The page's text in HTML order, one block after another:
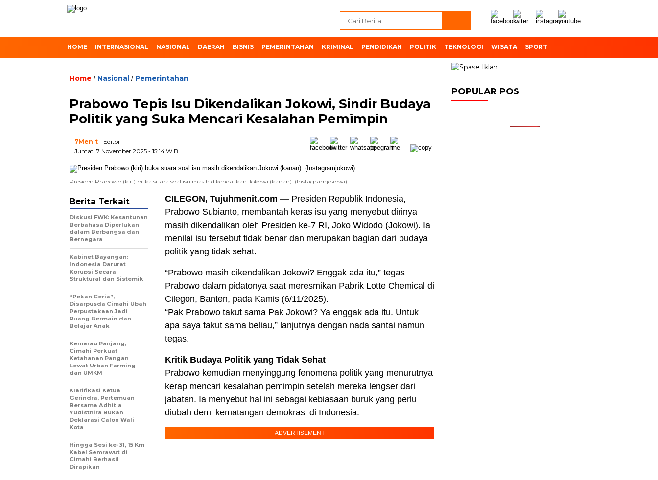
HOME INTERNASIONAL NASIONAL DAERAH BISNIS PEMERINTAHAN KRIMINAL PENDIDIKAN POLITIK TEKNOLOGI WISATA SPORT
Home / Nasional / Pemerintahan
Prabowo Tepis Isu Dikendalikan Jokowi, Sindir Budaya
Politik yang Suka Mencari Kesalahan Pemimpin
7Menit - Editor
Jumat, 7 November 2025 - 15:14 WIB
Presiden Prabowo (kiri) buka suara soal isu masih dikendalikan Jokowi (kanan). (Instagramjokowi)
CILEGON, Tujuhmenit.com — Presiden Republik Indonesia,
Prabowo Subianto, membantah keras isu yang menyebut dirinya
masih dikendalikan oleh Presiden ke-7 RI, Joko Widodo (Jokowi). Ia
menilai isu tersebut tidak benar dan merupakan bagian dari budaya
politik yang tidak sehat.
“Prabowo masih dikendalikan Jokowi? Enggak ada itu,” tegas
Prabowo dalam pidatonya saat meresmikan Pabrik Lotte Chemical di
Cilegon, Banten, pada Kamis (6/11/2025).
“Pak Prabowo takut sama Pak Jokowi? Ya enggak ada itu. Untuk
apa saya takut sama beliau,” lanjutnya dengan nada santai namun
tegas.
Kritik Budaya Politik yang Tidak Sehat
Prabowo kemudian menyinggung fenomena politik yang menurutnya
kerap mencari kesalahan pemimpin setelah mereka lengser dari
jabatan. Ia menyebut hal ini sebagai kebiasaan buruk yang perlu
diubah demi kematangan demokrasi di Indonesia.
ADVERTISEMENT
Berita Terkait
Diskusi FWK: Kesantunan
Berbahasa Diperlukan
dalam Berbangsa dan
Bernegara
Kabinet Bayangan:
Indonesia Darurat
Korupsi Secara
Struktural dan Sistemik
“Pekan Ceria”,
Disarpusda Cimahi Ubah
Perpustakaan Jadi
Ruang Bermain dan
Belajar Anak
Kemarau Panjang,
Cimahi Perkuat
Ketahanan Pangan
Lewat Urban Farming
dan UMKM
Klarifikasi Ketua
Gerindra, Pertemuan
Bersama Adhitia
Yudisthira Bukan
Deklarasi Calon Wali
Kota
Hingga Sesi ke-31, 15 Km
Kabel Semrawut di
Cimahi Berhasil
Dirapikan
POPULAR POS